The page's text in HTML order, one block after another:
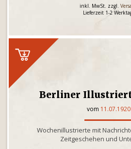
inkl. MwSt. zzgl.
Lieferzeit 1-2
Berliner
vom 11.07.1920
Wochenillustrierte mit
Zeitgeschehen und